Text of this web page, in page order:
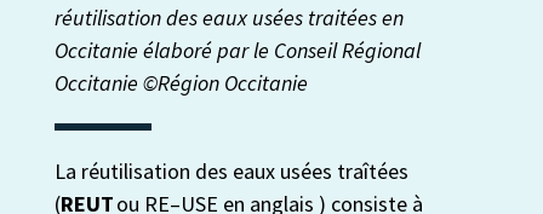
réutilisation des eaux usées traitées en
Occitanie élaboré par le Conseil Régional
Occitanie ©Région Occitanie
La réutilisation des eaux usées traîtées
(REUTou RE–USE en anglais ) consiste à